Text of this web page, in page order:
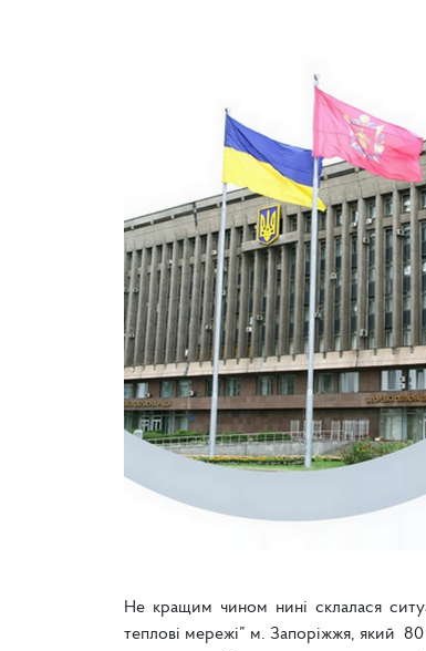
Не кращим чином нині склалася
теплові мережі” м. Запоріжжя, який 80